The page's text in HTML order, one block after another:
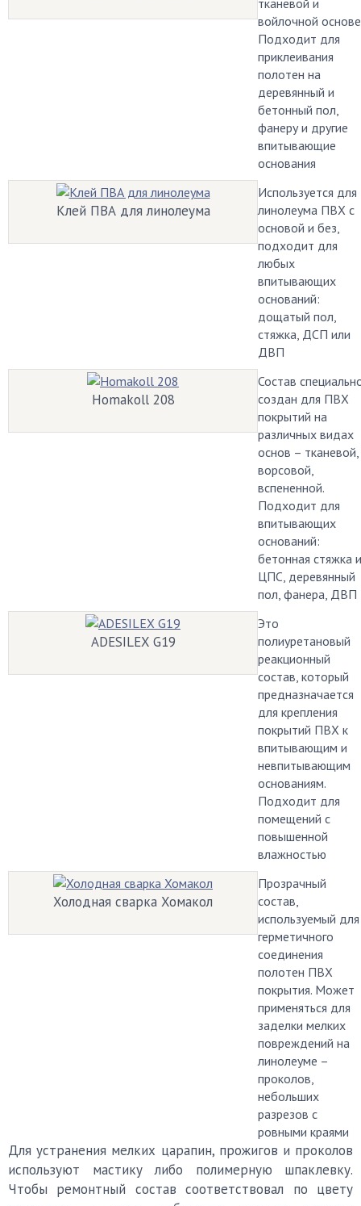
тканевой и
войлочной
Подходит для
приклеивания
полотен на
деревянный и
бетонный пол,
фанеру и другие
впитывающие
основания
Клей ПВА для линолеума
Используется для
линолеума ПВХ с
основой и без,
подходит для
любых
впитывающих
оснований:
дощатый пол,
стяжка, ДСП или
ДВП
Homakoll 208
Состав
создан для ПВХ
покрытий на
различных видах
основ – тканевой,
ворсовой,
вспененной.
Подходит для
впитывающих
оснований:
бетонная стяжка и
ЦПС, деревянный
пол, фанера, ДВП
ADESILEX G19
Это
полиуретановый
реакционный
состав, который
предназначается
для крепления
покрытий ПВХ к
впитывающим и
невпитывающим
основаниям.
Подходит для
помещений с
повышенной
влажностью
Холодная сварка Хомакол
Прозрачный
состав,
используемый для
герметичного
соединения
полотен ПВХ
покрытия. Может
применяться для
заделки мелких
повреждений на
линолеуме –
проколов,
небольших
разрезов с
ровными краями
Для устранения мелких царапин, прожигов и проколов
используют мастику либо полимерную шпаклевку.
Чтобы ремонтный состав соответствовал по цвету